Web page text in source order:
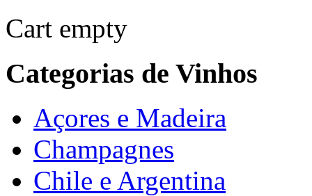
Cart empty
Categorias de Vinhos
Açores e Madeira
Champagnes
Chile e Argentina